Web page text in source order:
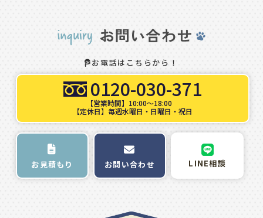
お電話はこちらから！
0120-030-371
【営業時間】10:00～18:00
【定休日】毎週水曜日・日曜日・祝日
お見積もり お問い合わせ LINE相談